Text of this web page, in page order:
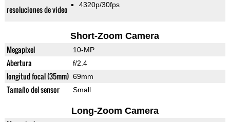
resoluciones de video 4320p/30fps
Short-Zoom Camera
Megapixel 10-MP
Abertura f/2.4
longitud focal (35mm) 69mm
Tamaño del sensor Small
Long-Zoom Camera